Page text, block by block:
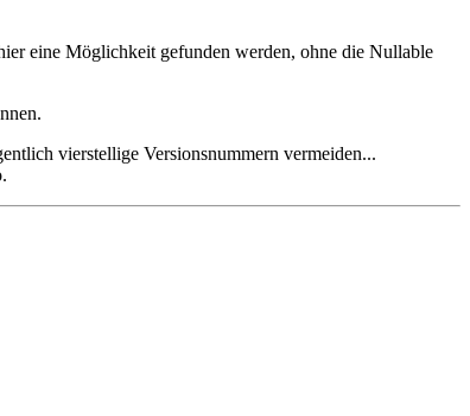
eine Möglichkeit gefunden werden, ohne die Nullable
vierstellige Versionsnummern vermeiden...